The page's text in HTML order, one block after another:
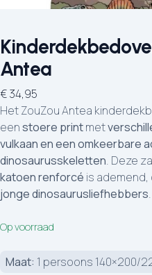
Antea
€34,95
Het ZouZou Antea
eenstoere printmet
vulkaan en een omkeerbare
dinosaurusskeletten. Deze
katoen renforcé is
jonge dinosaurusliefhebbers.
Op voorraad
Maat: 1 persoons 140×200/